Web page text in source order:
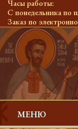
Часы работы:
С понедельника по
Заказ по
МЕНЮ